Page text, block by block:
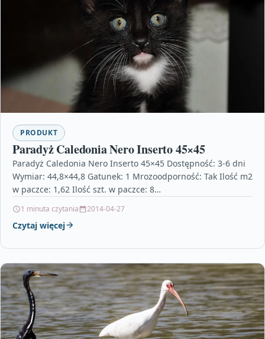
PRODUKT
Paradyż Caledonia Nero Inserto 45×45
Paradyż Caledonia Nero Inserto 45×45 Dostępność: 3-6 dni
Wymiar: 44,8×44,8 Gatunek: 1 Mrozoodporność: Tak Ilość m2
w paczce: 1,62 Ilość szt. w paczce: 8…
1 minuta czytania 2014-04-27
Czytaj więcej